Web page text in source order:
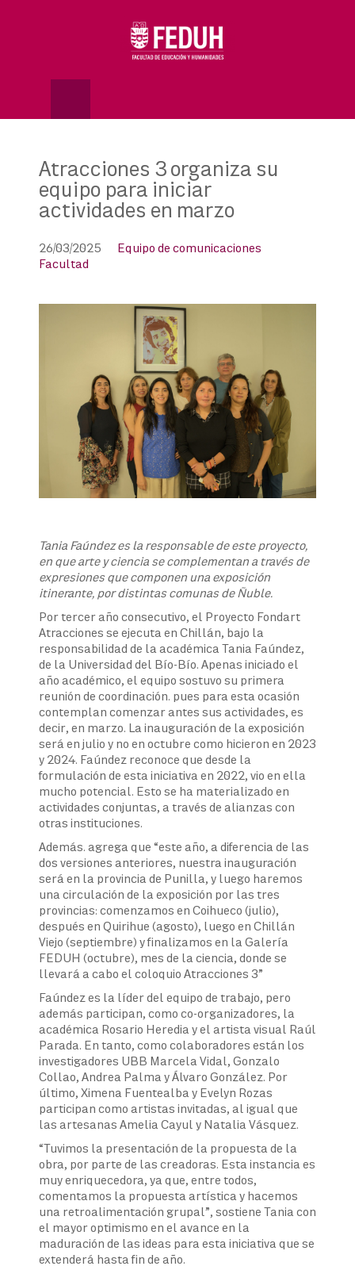
Atracciones 3 organiza su
equipo para iniciar
actividades en marzo
26/03/2025
Equipo de comunicaciones
Facultad
Tania Faúndez es la responsable de este proyecto,
en que arte y ciencia se complementan a través de
expresiones que componen una exposición
itinerante, por distintas comunas de Ñuble.
Por tercer año consecutivo, el Proyecto Fondart
Atracciones se ejecuta en Chillán, bajo la
responsabilidad de la académica Tania Faúndez,
de la Universidad del Bío-Bío. Apenas iniciado el
año académico, el equipo sostuvo su primera
reunión de coordinación. pues para esta ocasión
contemplan comenzar antes sus actividades, es
decir, en marzo. La inauguración de la exposición
será en julio y no en octubre como hicieron en 2023
y 2024. Faúndez reconoce que desde la
formulación de esta iniciativa en 2022, vio en ella
mucho potencial. Esto se ha materializado en
actividades conjuntas, a través de alianzas con
otras instituciones.
Además. agrega que “este año, a diferencia de las
dos versiones anteriores, nuestra inauguración
será en la provincia de Punilla, y luego haremos
una circulación de la exposición por las tres
provincias: comenzamos en Coihueco (julio),
después en Quirihue (agosto), luego en Chillán
Viejo (septiembre) y finalizamos en la Galería
FEDUH (octubre), mes de la ciencia, donde se
llevará a cabo el coloquio Atracciones 3”
Faúndez es la líder del equipo de trabajo, pero
además participan, como co-organizadores, la
académica Rosario Heredia y el artista visual Raúl
Parada. En tanto, como colaboradores están los
investigadores UBB Marcela Vidal, Gonzalo
Collao, Andrea Palma y Álvaro González. Por
último, Ximena Fuentealba y Evelyn Rozas
participan como artistas invitadas, al igual que
las artesanas Amelia Cayul y Natalia Vásquez.
“Tuvimos la presentación de la propuesta de la
obra, por parte de las creadoras. Esta instancia es
muy enriquecedora, ya que, entre todos,
comentamos la propuesta artística y hacemos
una retroalimentación grupal”, sostiene Tania con
el mayor optimismo en el avance en la
maduración de las ideas para esta iniciativa que se
extenderá hasta fin de año.